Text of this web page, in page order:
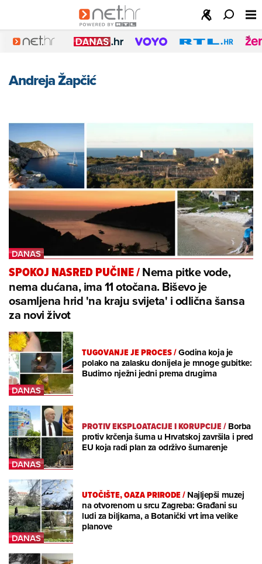
Andreja Žapčić
SPOKOJ NASRED PUČINE/Nema pitke vode,
nema dućana, ima 11 otočana. Biševo je
osamljena hrid 'na kraju svijeta' i odlična šansa
za novi život
TUGOVANJE JE PROCES/Godina koja je
polako na zalasku donijela je mnoge gubitke:
Budimo nježni jedni prema drugima
PROTIV EKSPLOATACIJE I KORUPCIJE/Borba
protiv krčenja šuma u Hrvatskoj završila i pred
EU koja radi plan za održivo šumarenje
UTOČIŠTE, OAZA PRIRODE/Najljepši muzej
na otvorenom u srcu Zagreba: Građani su
ludi za biljkama, a Botanički vrt ima velike
planove